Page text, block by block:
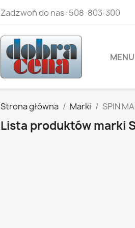
Zadzwoń do nas: 508-803-300
MENU
Strona główna Marki SPIN
Lista produktów marki